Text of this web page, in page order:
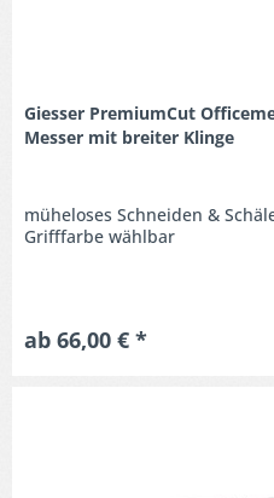
Giesser PremiumCut
Messer mit breiter Klinge
müheloses Schneiden &
Grifffarbe wählbar
ab 66,00 € *